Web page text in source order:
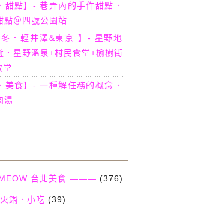
甜點】- 巷弄內的手作甜點．
點＠四號公園站
冬．輕井澤&東京 】- 星野地
．星野溫泉+村民食堂+榆樹街
堂
美食】- 一種解任務的概念．
湯
台北美食 ——— (376)
鍋．小吃 (39)